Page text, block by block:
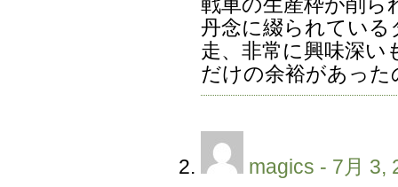
戦車の生産枠が削ら
丹念に綴られてい
走、非常に興味深い
だけの余裕があっ
magics - 7月 3,